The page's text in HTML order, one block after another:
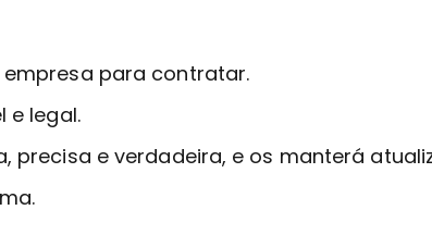
para contratar.
e legal.
e verdadeira, e os manterá